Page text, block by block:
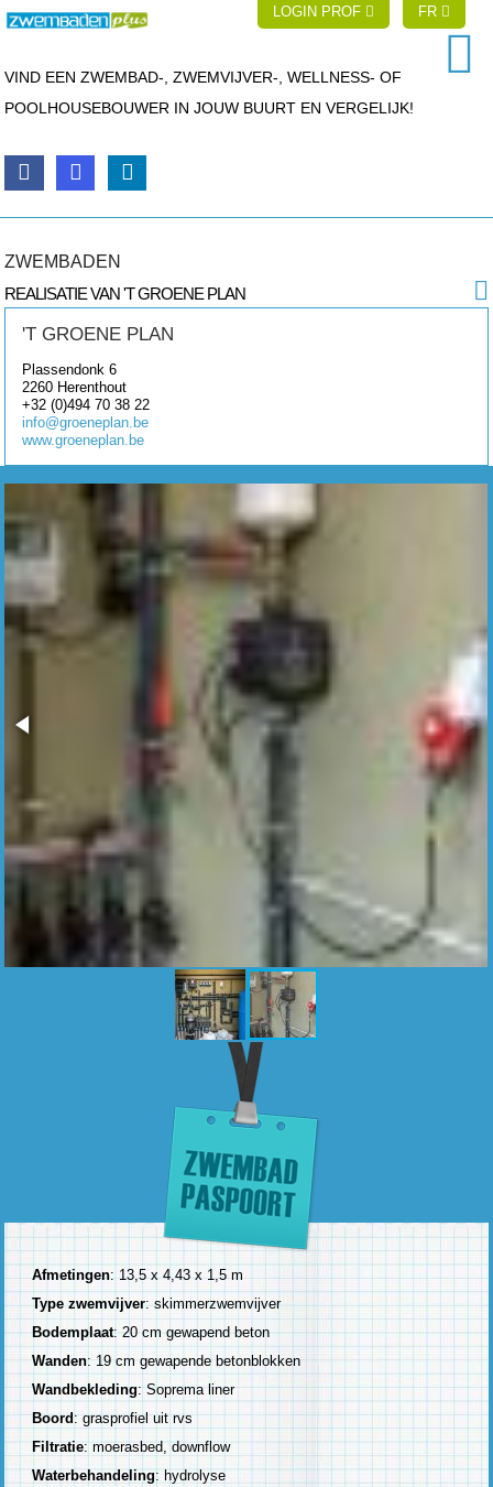
LOGIN PROF FR
VIND EEN ZWEMBAD-, ZWEMVIJVER-, WELLNESS- OF
POOLHOUSEBOUWER IN JOUW BUURT EN VERGELIJK!
ZWEMBADEN
REALISATIE VAN 'T GROENE PLAN
'T GROENE PLAN
Plassendonk 6
2260 Herenthout
+32 (0)494 70 38 22
info@groeneplan.be
www.groeneplan.be
Afmetingen: 13,5 x 4,43 x 1,5 m
Type zwemvijver: skimmerzwemvijver
Bodemplaat: 20 cm gewapend beton
Wanden: 19 cm gewapende betonblokken
Wandbekleding: Soprema liner
Boord : grasprofiel uit rvs
Filtratie: moerasbed, downflow
Waterbehandeling: hydrolyse